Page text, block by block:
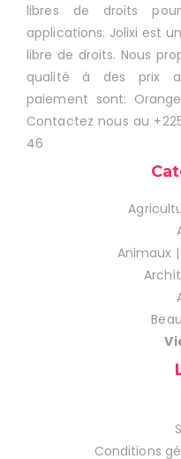
libres de droits
applications. Jolixi est
libre de droits. Nous
qualité à des prix
paiement sont:
Contactez nous au
46
Animaux
Conditions